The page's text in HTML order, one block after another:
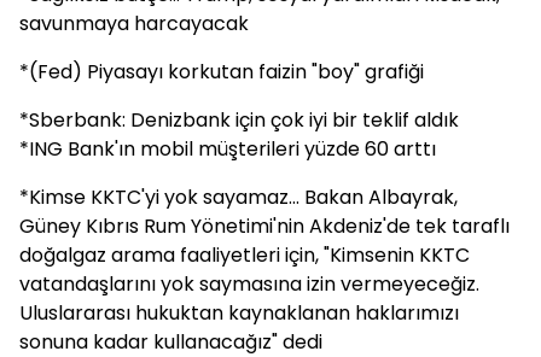
savunmaya harcayacak
*(Fed) Piyasayı korkutan faizin "boy" grafiği
*Sberbank: Denizbank için çok iyi bir teklif aldık
*ING Bank'ın mobil müşterileri yüzde 60 arttı
*Kimse KKTC'yi yok sayamaz... Bakan Albayrak,
Güney Kıbrıs Rum Yönetimi'nin Akdeniz'de tek taraflı
doğalgaz arama faaliyetleri için, "Kimsenin KKTC
vatandaşlarını yok saymasına izin vermeyeceğiz.
Uluslararası hukuktan kaynaklanan haklarımızı
sonuna kadar kullanacağız" dedi